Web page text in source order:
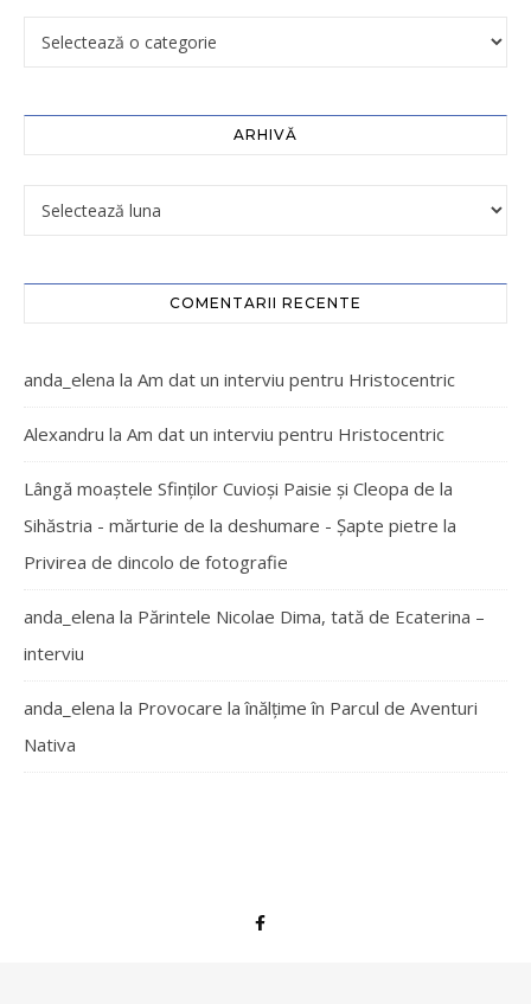
ARHIVĂ
COMENTARII RECENTE
anda_elena la Am dat un interviu pentru Hristocentric
Alexandru la Am dat un interviu pentru Hristocentric
Lângă moaștele Sfinților Cuvioși Paisie și Cleopa de la
Sihăstria - mărturie de la deshumare - Şapte pietre la
Privirea de dincolo de fotografie
anda_elena la Părintele Nicolae Dima, tată de Ecaterina –
interviu
anda_elena la Provocare la înălțime în Parcul de Aventuri
Nativa